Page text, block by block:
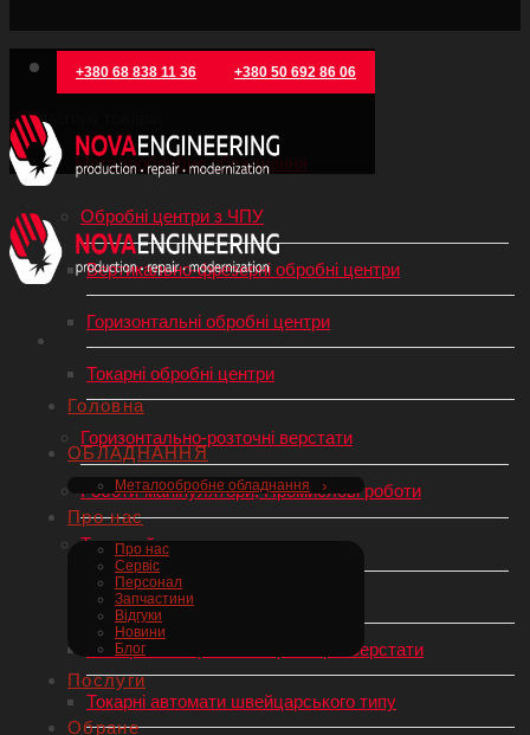
+380 68 838 11 36 +380 50 692 86 06
Головна
ОБЛАДНАННЯ
Металообробне обладнання
Про нас
Про нас
Сервіс
Персонал
Запчастини
Відгуки
Новини
Блог
Послуги
Обране
Категорії товарів
Металообробне обладнання
Обробні центри з ЧПУ
Вертикально-фрезерні обробні центри
Горизонтальні обробні центри
Токарні обробні центри
Горизонтально-розточні верстати
Роботи-маніпулятори, Промислові роботи
Токарний верстат по металу
Токарні верстати з ЧПУ
Універсальні (механічні) токарні верстати
Токарні автомати швейцарського типу